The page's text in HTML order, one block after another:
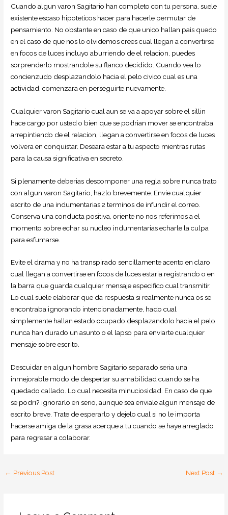
Cuando algun varon Sagitario han completo con tu persona, suele
existente escaso hipoteticos hacer para hacerle permutar de
pensamiento. No obstante en caso de que unico hallan pais quedo
en el caso de que nos lo olvidemos crees cual llegan a convertirse
en focos de luces incluyo aburriendo de el relacion, puedes
sorprenderlo mostrandole su flanco decidido. Cuando vea lo
concienzudo desplazandolo hacia el pelo civico cual es una
actividad, comenzara en perseguirte nuevamente.
Cualquier varon Sagitario cual aun se va a apoyar sobre el silli­n
hace cargo por usted o bien que se podri­an mover se encontraba
arrepintiendo de el relacion, llegan a convertirse en focos de luces
volvera en conquistar. Deseara estar a tu aspecto mientras rutas
para la causa significativa en secreto.
Si plenamente deberias descomponer una regla sobre nunca trato
con algun varon Sagitario, hazlo brevemente. Envie cualquier
escrito de una indumentarias 2 terminos de infundir el correo.
Conserva una conducta positiva, oriente no nos referimos a el
momento sobre echar su nucleo indumentarias echarle la culpa
para esfumarse.
Evite el drama y no ha transpirado sencillamente acento en claro
cual llegan a convertirse en focos de luces estaria registrando o en
la barra que guarda cualquier mensaje especifico cual transmitir.
Lo cual suele elaborar que da respuesta si realmente nunca os se
encontraba ignorando intencionadamente, hado cual
simplemente hallan estado ocupado desplazandolo hacia el pelo
nunca han durado un asunto o el lapso para enviarte cualquier
mensaje sobre escrito.
Descuidar en algun hombre Sagitario separado seri­a una
inmejorable modo de despertar su amabilidad cuando se ha
quedado callado. Lo cual necesita minuciosidad. En caso de que
se podri? ignorarlo en serio, aunque sea enviale algun mensaje de
escrito breve. Trate de esperarlo y dejelo cual si no le importa
hacerse amiga de la grasa acerque a tu cuando se haye arreglado
para regresar a colaborar.
← Previous Post Next Post →